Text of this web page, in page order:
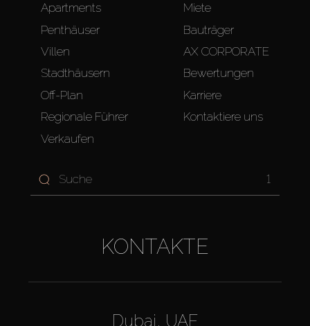
Apartments
Penthäuser
Villen
Stadthäusern
Off-Plan
Regionale Führer
Verkaufen
Miete
Bauträger
AX CORPORATE
Bewertungen
Karriere
Kontaktiere uns
1
KONTAKTE
Dubai, UAE